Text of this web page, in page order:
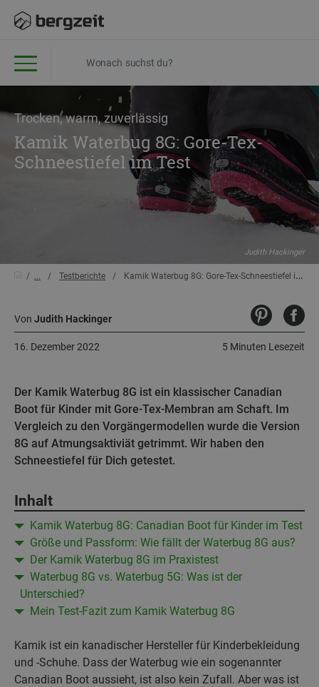
Trocken, warm, zuverlässig
Kamik Waterbug 8G: Gore-Tex-
Schneestiefel im Test
Judith Hackinger
... Testberichte Kamik Waterbug 8G: Gore-Tex-Schneestiefel im Test
Von Judith Hackinger
5 Minuten Lesezeit
16. Dezember 2022
Der Kamik Waterbug 8G ist ein klassischer Canadian
Boot für Kinder mit Gore-Tex-Membran am Schaft. Im
Vergleich zu den Vorgängermodellen wurde die Version
8G auf Atmungsaktiviät getrimmt. Wir haben den
Schneestiefel für Dich getestet.
Inhalt
Kamik Waterbug 8G: Canadian Boot für Kinder im Test
Größe und Passform: Wie fällt der Waterbug 8G aus?
Der Kamik Waterbug 8G im Praxistest
Waterbug 8G vs. Waterbug 5G: Was ist der
Unterschied?
Mein Test-Fazit zum Kamik Waterbug 8G
Kamik ist ein kanadischer Hersteller für Kinderbekleidung
und -Schuhe. Dass der Waterbug wie ein sogenannter
Canadian Boot aussieht, ist also kein Zufall. Aber was ist